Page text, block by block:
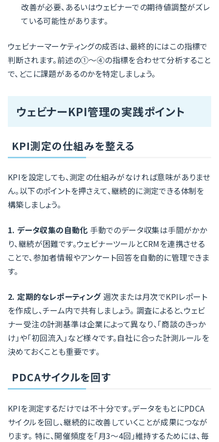
改善が必要、あるいはウェビナーでの期待値調整がズレ
ている可能性があります。
ウェビナーマーケティングの成否は、最終的にはこの指標で
判断されます。前述の①〜④の指標を合わせて分析すること
で、どこに課題があるのかを特定しましょう。
ウェビナーKPI管理の実践ポイント
KPI測定の仕組みを整える
KPIを設定しても、測定の仕組みがなければ意味がありませ
ん。以下のポイントを押さえて、継続的に測定できる体制を
構築しましょう。
1. データ収集の自動化 手動でのデータ収集は手間がかか
り、継続が困難です。ウェビナーツールとCRMを連携させる
ことで、参加者情報やアンケート回答を自動的に管理できま
す。
2. 定期的なレポーティング週次または月次でKPIレポート
を作成し、チーム内で共有しましょう。 調査によると、ウェビ
ナー受注の計測基準は企業によって異なり、「商談のきっか
け」や「初回流入」など様々です。自社に合った計測ルールを
決めておくことも重要です。
PDCAサイクルを回す
KPIを測定するだけでは不十分です。データをもとにPDCA
サイクルを回し、継続的に改善していくことが成果につなが
ります。 特に、開催頻度を「月3〜4回」維持するためには、毎